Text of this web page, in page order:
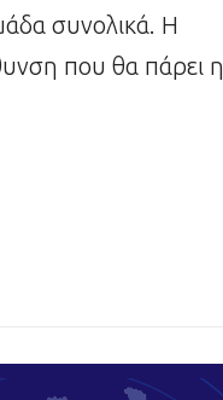
συνολικά. Η
που θα πάρει η